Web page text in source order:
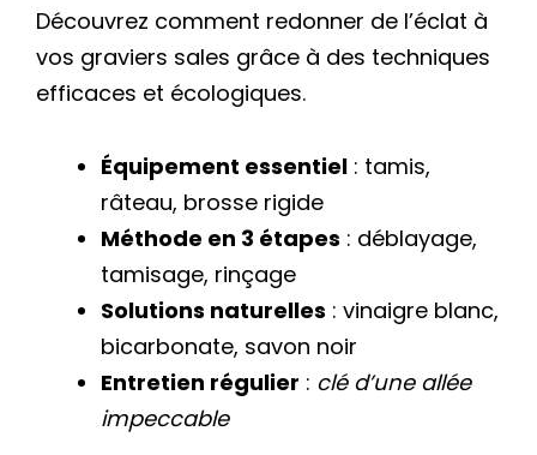
Découvrez comment redonner de l’éclat à
vos graviers sales grâce à des techniques
efficaces et écologiques.
Équipement essentiel : tamis,
râteau, brosse rigide
Méthode en 3 étapes : déblayage,
tamisage, rinçage
Solutions naturelles : vinaigre blanc,
bicarbonate, savon noir
Entretien régulier : clé d’une allée
impeccable